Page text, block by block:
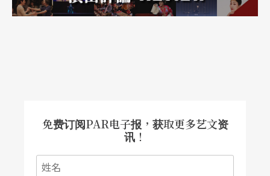
式表演场地提供各表演团体做不同型态的演出。而
宜兰除宜兰演艺厅、头城展演厅和罗东展演厅外，
并无其他表演场地。此外，台北占首都之利，成为
免费订阅PAR电子报，获取更多艺文资
讯！